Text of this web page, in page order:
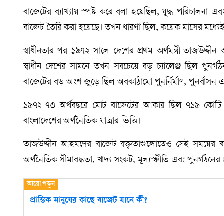
বাজেটের ব্যাখ্যায় স্পষ্ট করে বলা হয়েছিল, যুদ্ধ পরিচালনা
বাজেট তৈরি করা হয়েছে। তখন ধারণা ছিল, কয়েক মাসের মধ্যেই
স্বাধীনতার পর ১৯৭২ সালে দেশের প্রথম অর্থমন্ত্রী
স্বাধীন দেশের সামনে তখন সবচেয়ে বড় চ্যালেঞ্জ ছিল
বাজেটের বড় অংশ জুড়ে ছিল অবকাঠামো পুনর্নির্মাণ, পুনর্বাসন
১৯৭২-৭৩ অর্থবছরে মোট বাজেটের আকার ছিল ৭১৯ কোটি
বাংলাদেশের অর্থনৈতিক যাত্রার ভিত্তি।
তাজউদ্দীন আহমদের বাজেট বক্তৃতাগুলোতেও সেই সময়ের
অর্থনৈতিক সীমাবদ্ধতা, খাদ্য সংকট, মূল্যস্ফীতি এবং
প্রান্তিক মানুষের কাছে বাজেট মানে কী?